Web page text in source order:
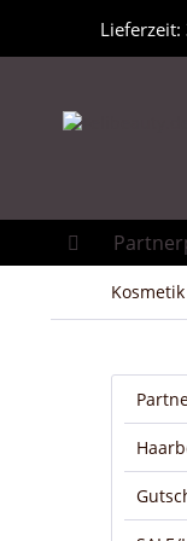
Lieferzeit:
Kosmetik